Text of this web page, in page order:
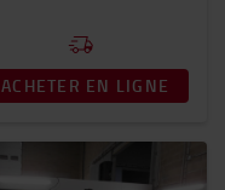
ACHETER EN LIGNE